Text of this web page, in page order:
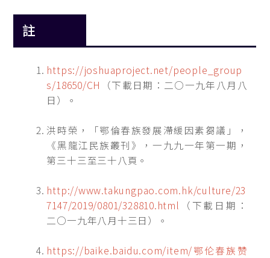
註
https://joshuaproject.net/people_group
s/18650/CH
（下載日期：二○一九年八月八
日）。
洪時榮，「鄂倫春族發展滯緩因素芻議」，
《黑龍江民族叢刊》，一九九一年第一期，
第三十三至三十八頁。
http://www.takungpao.com.hk/culture/23
7147/2019/0801/328810.html （下載日期：
二○一九年八月十三日）。
https://baike.baidu.com/item/鄂伦春族赞